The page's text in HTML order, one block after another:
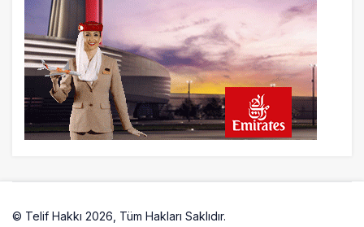
© Telif Hakkı 2026, Tüm Hakları Saklıdır.